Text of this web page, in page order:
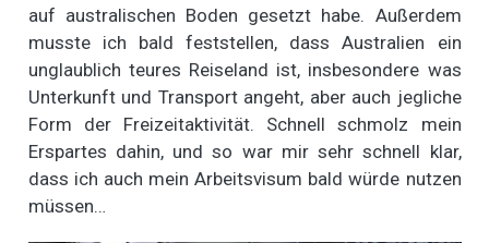
auf australischen Boden gesetzt habe. Außerdem
musste ich bald feststellen, dass Australien ein
unglaublich teures Reiseland ist, insbesondere was
Unterkunft und Transport angeht, aber auch jegliche
Form der Freizeitaktivität. Schnell schmolz mein
Erspartes dahin, und so war mir sehr schnell klar,
dass ich auch mein Arbeitsvisum bald würde nutzen
müssen…